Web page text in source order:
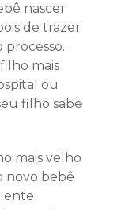
nascer
de trazer
processo.
mais
ou
filho sabe
mais velho
novo bebê
ente